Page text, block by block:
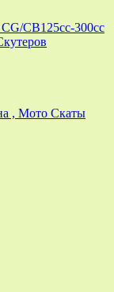
CG/CB125cc-300сс
, Мото Скаты